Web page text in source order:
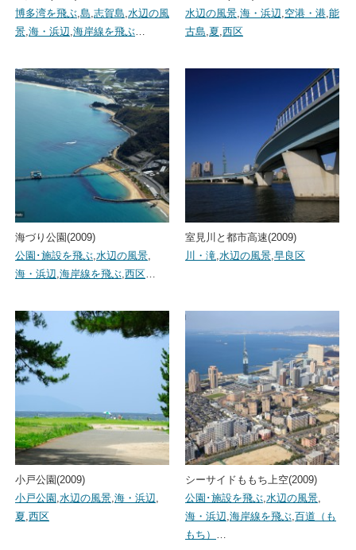
博多湾を飛ぶ,島,志賀島,水辺の風
景,海・浜辺,海岸線を飛ぶ…
水辺の風景,海・浜辺,空港・港,能
古島,夏,西区
海づり公園(2009)
公園･施設を飛ぶ,水辺の風景,
海・浜辺,海岸線を飛ぶ,西区…
室見川と都市高速(2009)
川・滝,水辺の風景,早良区
小戸公園(2009)
小戸公園 ,水辺の風景,海・浜辺,
夏,西区
シーサイドももち上空(2009)
公園･施設を飛ぶ,水辺の風景,
海・浜辺,海岸線を飛ぶ,百道（も
もち） …